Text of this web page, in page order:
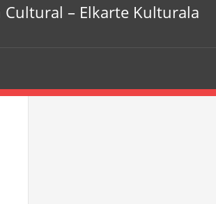
Cultural – Elkarte Kulturala